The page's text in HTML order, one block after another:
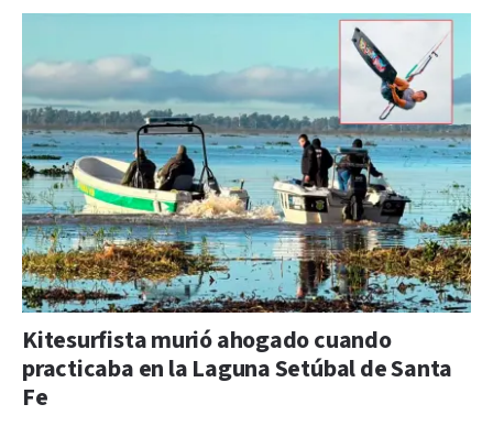
Kitesurfista murió ahogado cuando
practicaba en la Laguna Setúbal de Santa
Fe